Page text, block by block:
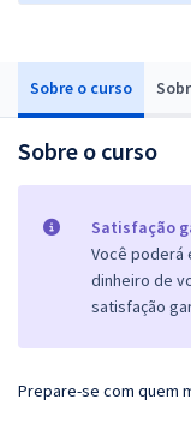
Sobre o curso
Sobre o curso
Satisfação
Você poderá
dinheiro de
satisfação
Prepare-se com quem